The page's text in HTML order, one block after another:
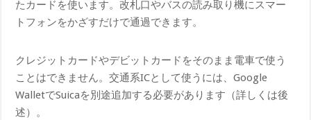
たカードを使います。改札口やバスの読み取り機にスマー
トフォンをかざすだけで通過できます。
クレジットカードやデビットカードをそのまま電車で使う
ことはできません。交通系ICとして使うには、Google
WalletでSuicaを別途追加する必要があります（詳しくは後
述）。